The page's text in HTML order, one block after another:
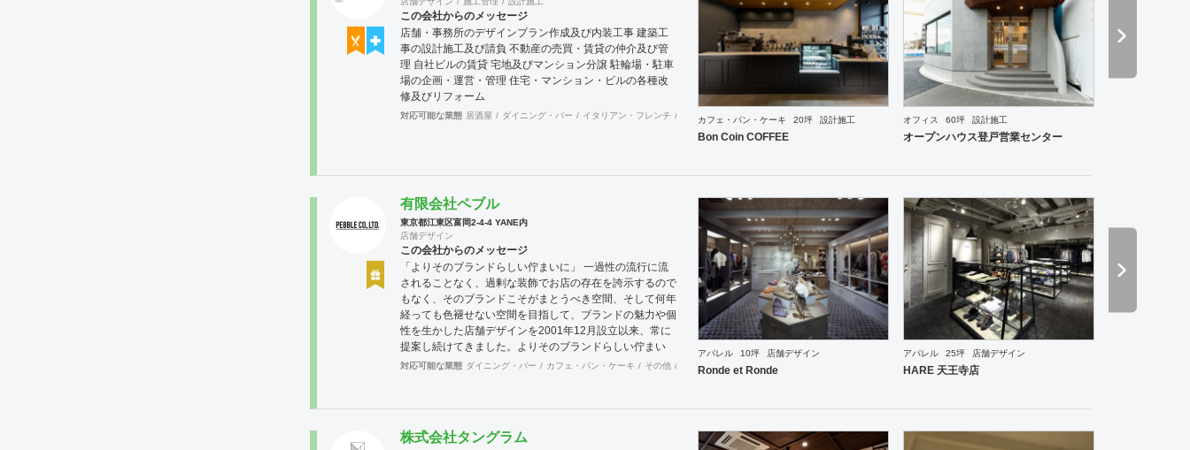
GRIDFRAME とりかえのきかない空間
https://gridframe.co.jp/ Synes(シネス) 霧のようなやわら
かな空間 http://synes.jp/ SOTOCHIKU 時間の蓄積を
取り込む空間 https://sotochiku.com/
この会社からのメッセージ
店舗・事務所のデザインプラン作成及び内装工事 建築工
事の設計施工及び請負 不動産の売買・賃貸の仲介及び管
理 自社ビルの賃貸 宅地及びマンション分譲 駐輪場・駐車
場の企画・運営・管理 住宅・マンション・ビルの各種改
修及びリフォーム
対応可能な業態 居酒屋 ダイニング・バー イタリアン・フレンチ カフェ・パン・ケーキ ラーメン・そば・うどん 和食・寿司 焼肉・中華料理・韓国料理
カフェ・パン・ケーキ 20坪 設計施工
Bon Coin COFFEE
オフィス 60坪 設計施工
オープンハウス登戸営業センター
有限会社ペブル
東京都江東区富岡2-4-4 YANE内
店舗デザイン
この会社からのメッセージ
「よりそのブランドらしい佇まいに」 一過性の流行に流
されることなく、過剰な装飾でお店の存在を誇示するので
もなく、そのブランドこそがまとうべき空間、そして何年
経っても色褪せない空間を目指して、ブランドの魅力や個
性を生かした店舗デザインを2001年12月設立以来、常に
提案し続けてきました。よりそのブランドらしい佇まい
に。 「必要な箇所に、必要なデザインを」 2012年からは
ドの出店をバックアップできる体制も整えてきました。そ
要なのか、そこをきちんとアドバイスできる会社でありた
対応可能な業態 ダイニング・バー カフェ・パン・ケーキ その他 オフィス イベントブース・ショールーム エントランス ワーキングスペース
アパレル 10坪 店舗デザイン
Ronde et Ronde
アパレル 25坪 店舗デザイン
HARE 天王寺店
株式会社タングラム